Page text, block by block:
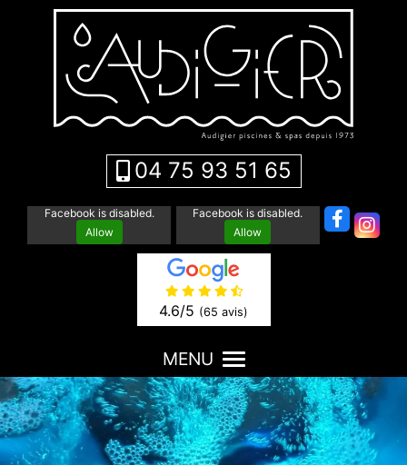
04 75 93 51 65
Facebook is disabled.
Allow
Facebook is disabled.
Allow
4.6/5 (65 avis)
MENU